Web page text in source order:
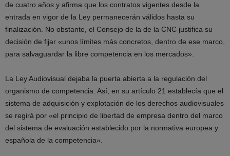
de cuatro años y afirma que los contratos vigentes desde la
entrada en vigor de la Ley permanecerán válidos hasta su
finalización. No obstante, el Consejo de la de la CNC justifica su
decisión de fijar «unos límites más concretos, dentro de ese marco,
para salvaguardar la libre competencia en los mercados».
La Ley Audiovisual dejaba la puerta abierta a la regulación del
organismo de competencia. Así, en su artículo 21 establecía que el
sistema de adquisición y explotación de los derechos audiovisuales
se regirá por «el principio de libertad de empresa dentro del marco
del sistema de evaluación establecido por la normativa europea y
española de la competencia».